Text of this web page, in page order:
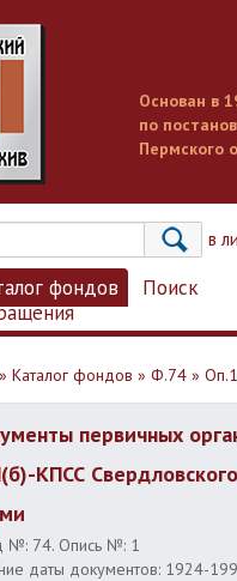
Основан в
по
Пермского
Вход в
фондов
Поиск
» Каталог фондов » Ф.74 » Оп.1
первичных
КПСС
№: 74. Опись №: 1
даты документов: 1924-